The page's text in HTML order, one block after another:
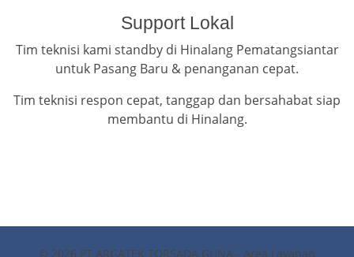
Support Lokal
Tim teknisi kami standby di Hinalang Pematangsiantar
untuk Pasang Baru & penanganan cepat.
Tim teknisi respon cepat, tanggap dan bersahabat siap
membantu di Hinalang.
© 2026 PT ARGATEK TORSADA GUNA - Area Layanan